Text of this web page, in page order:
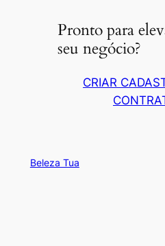
Pronto para
seu negócio?
CRIAR
Beleza Tua